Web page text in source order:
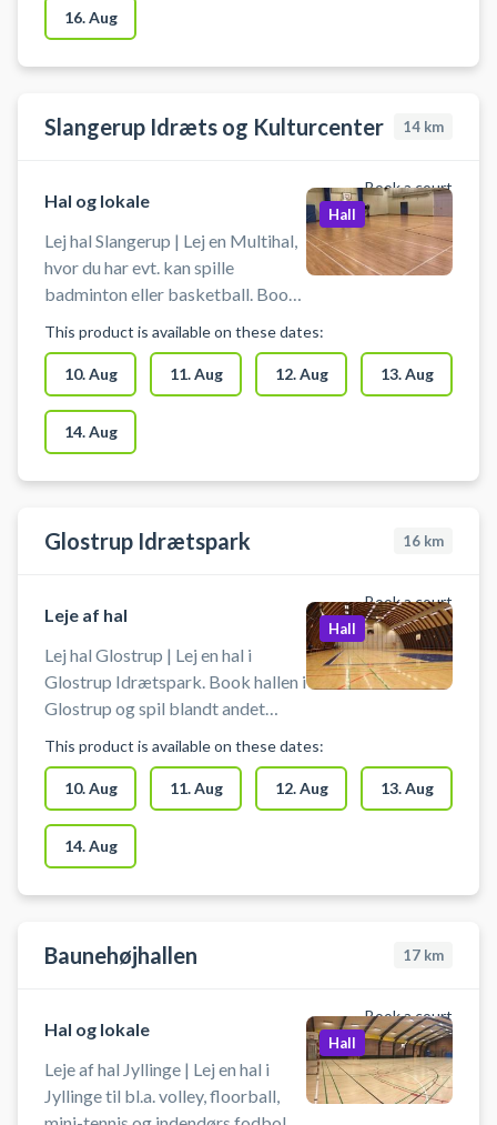
talent træning eller kammeratlig
hygge. Du booker
Kildeskovhallens gymnastiksal,
ribber, bomme, ringe, tov, trapez
og en stor madras.
16. Aug
Slangerup Idræts og Kulturcenter 14 km
Book a court
Hal og lokale
Lej hal Slangerup | Lej en Multihal,
hvor du har evt. kan spille
badminton eller basketball. Book
og Kulturcenter. Du skal selv
medbringe ketcher og bolde - og
man skal selv sætte net op.
Hall
This product is available on these dates:
10. Aug 11. Aug 12. Aug 13. Aug
14. Aug
Glostrup Idrætspark 16 km
Book a court
Leje af hal
Lej hal Glostrup | Lej en hal i
Glostrup Idrætspark. Book hallen i
Glostrup og spil blandt andet
Glostrup. Booking af hallen kan
foruden indendørs tennis bruges
til indendørs fodbold, håndbold,
pickleball eller badminton. Der er
net og mål til rådighed. Der er
gode muligheder for parkering
Hall
This product is available on these dates:
10. Aug 11. Aug 12. Aug 13. Aug
14. Aug
Baunehøjhallen 17 km
Book a court
Hal og lokale
Leje af hal Jyllinge | Lej en hal i
Jyllinge til bl.a. volley, floorball,
Hall